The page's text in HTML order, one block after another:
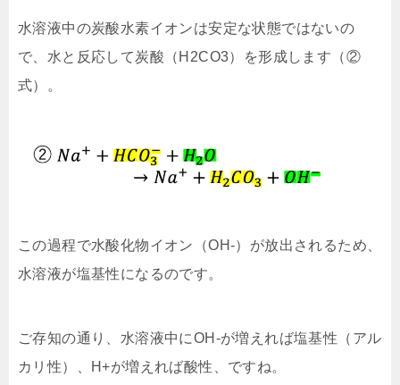
水溶液中の炭酸水素イオンは安定な状態ではないの
で、水と反応して炭酸（H2CO3）を形成します（②
式）。
この過程で水酸化物イオン（OH-）が放出されるため、
水溶液が塩基性になるのです。
ご存知の通り、水溶液中にOH-が増えれば塩基性（アル
カリ性）、H+が増えれば酸性、ですね。